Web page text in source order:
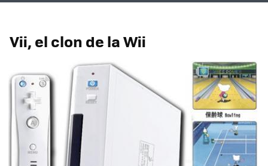
Vii, el clon de la Wii